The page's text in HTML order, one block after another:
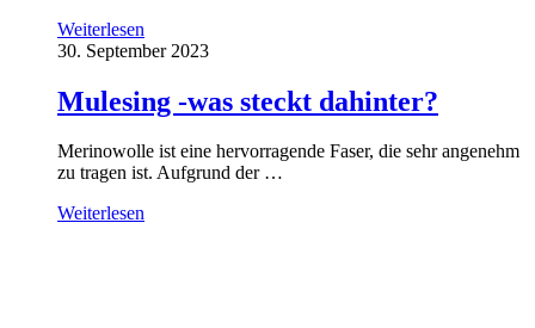
Weiterlesen
30. September 2023
Mulesing -was steckt dahinter?
Merinowolle ist eine hervorragende Faser, die sehr angenehm
zu tragen ist. Aufgrund der …
Weiterlesen